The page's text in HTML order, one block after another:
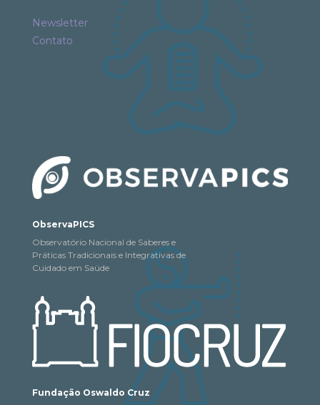
Newsletter
Contato
ObservaPICS
Observatório Nacional de Saberes e
Práticas Tradicionais e Integrativas de
Cuidado em Saúde
Fundação Oswaldo Cruz